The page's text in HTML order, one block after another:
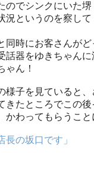
のでシンクにいた
況というのを察し
同時にお客さんが
話器をゆきちゃん
ゃん！
様子を見ていると
きたところでこの
かわってもらうこと
長の坂口です」